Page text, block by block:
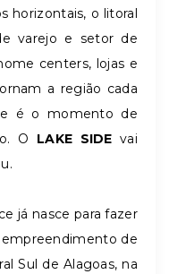
horizontais, o litoral
varejo e setor de
centers, lojas e
a região cada
é o momento de
O LAKE SIDEvai
já nasce para fazer
empreendimento de
Sul de Alagoas, na